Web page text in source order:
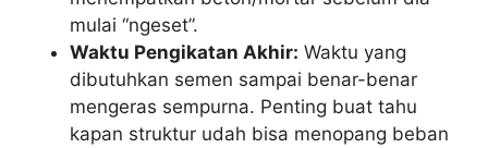
mulai “ngeset”.
Waktu Pengikatan Akhir: Waktu yang
dibutuhkan semen sampai benar-benar
mengeras sempurna. Penting buat tahu
kapan struktur udah bisa menopang beban